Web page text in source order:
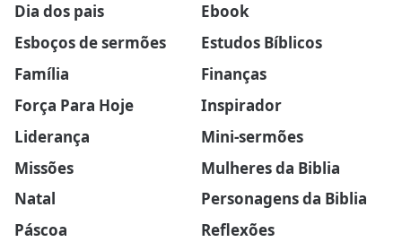
Dia dos pais
Ebook
Esboços de sermões
Estudos Bíblicos
Família
Finanças
Força Para Hoje
Inspirador
Liderança
Mini-sermões
Missões
Mulheres da Biblia
Natal
Personagens da Biblia
Páscoa
Reflexões